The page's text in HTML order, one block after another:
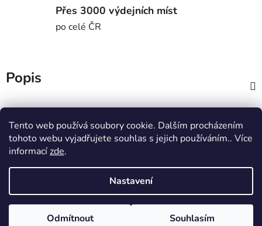
Tento web používá soubory cookie. Dalším procházením
tohoto webu vyjadřujete souhlas s jejich používáním.. Více
informacízde.
Nastavení
Odmítnout Souhlasím
Přes 3000 výdejních míst
po celé ČR
Popis
MTWorkout Fitness prcek
Centrum environmentální výchovy Stolístek
Vytvořil Shoptet